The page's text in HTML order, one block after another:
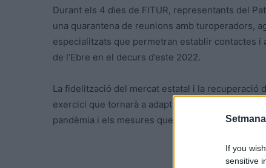
If you
sensitive
Durant els 4 dies de FITUR, representants del
una quarantena de reunions amb turoperadors,
especialitzats que permetran establir contactes i
de l’Ebre en el decurs d’este 2022.
La fidelització del mercat estatal i la
exercici que tornarà a adaptar les seues
pandèmia i els mesures que se’n deriven.